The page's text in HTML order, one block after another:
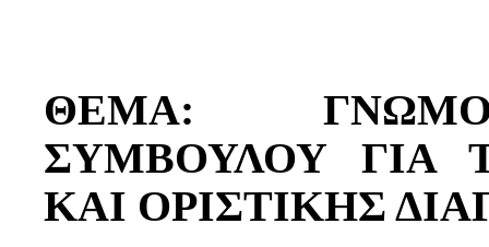
ΘΕΜΑ:
ΣΥΜΒΟΥΛΟΥ ΓΙΑ
ΚΑΙ ΟΡΙΣΤΙΚΗΣ